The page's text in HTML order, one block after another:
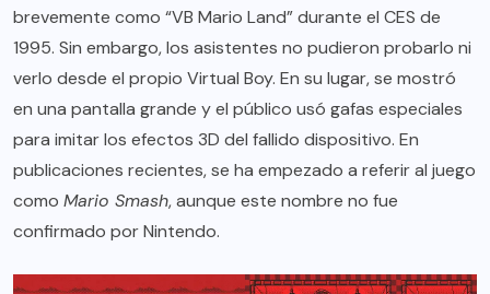
brevemente como “VB Mario Land” durante el CES de
1995. Sin embargo, los asistentes no pudieron probarlo ni
verlo desde el propio Virtual Boy. En su lugar, se mostró
en una pantalla grande y el público usó gafas especiales
para imitar los efectos 3D del fallido dispositivo. En
publicaciones recientes, se ha empezado a referir al juego
como Mario Smash, aunque este nombre no fue
confirmado por Nintendo.